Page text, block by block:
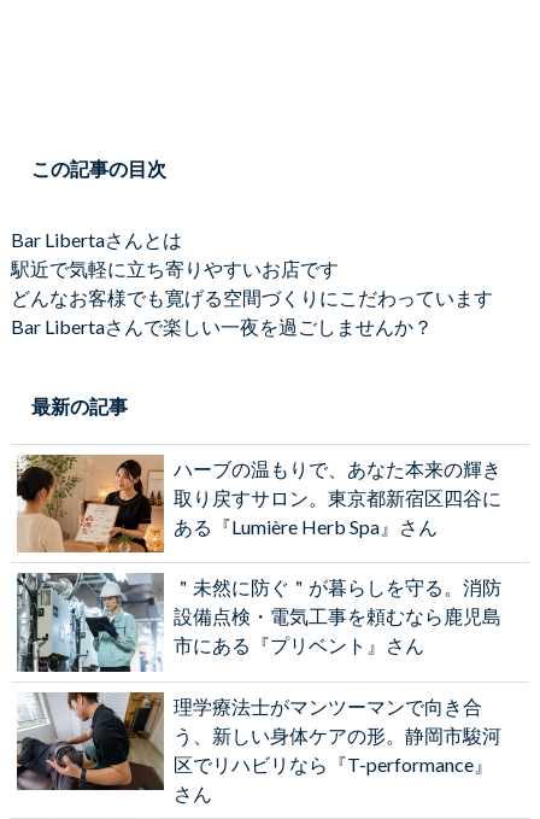
この記事の目次
Bar Libertaさんとは
駅近で気軽に立ち寄りやすいお店です
どんなお客様でも寛げる空間づくりにこだわっています
Bar Libertaさんで楽しい一夜を過ごしませんか？
最新の記事
ハーブの温もりで、あなた本来の輝き
取り戻すサロン。東京都新宿区四谷に
ある『Lumière Herb Spa』さん
＂未然に防ぐ＂が暮らしを守る。消防
設備点検・電気工事を頼むなら鹿児島
市にある『プリベント』さん
理学療法士がマンツーマンで向き合
う、新しい身体ケアの形。静岡市駿河
区でリハビリなら『T-performance』
さん